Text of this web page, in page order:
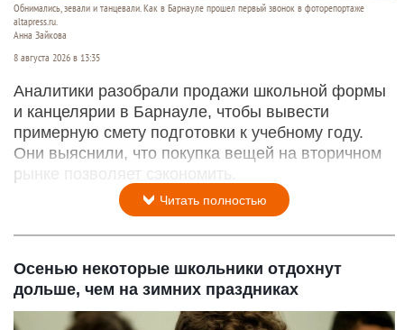
Обнимались, зевали и танцевали. Как в Барнауле прошел первый звонок в фоторепортаже
altapress.ru.
Анна Зайкова
8 августа 2026 в 13:35
Аналитики разобрали продажи школьной формы
и канцелярии в Барнауле, чтобы вывести
примерную смету подготовки к учебному году.
Они выяснили, что покупка вещей на вторичном
рынке позволяет сэкономить.
Читать полностью
Осенью некоторые школьники отдохнут
дольше, чем на зимних праздниках